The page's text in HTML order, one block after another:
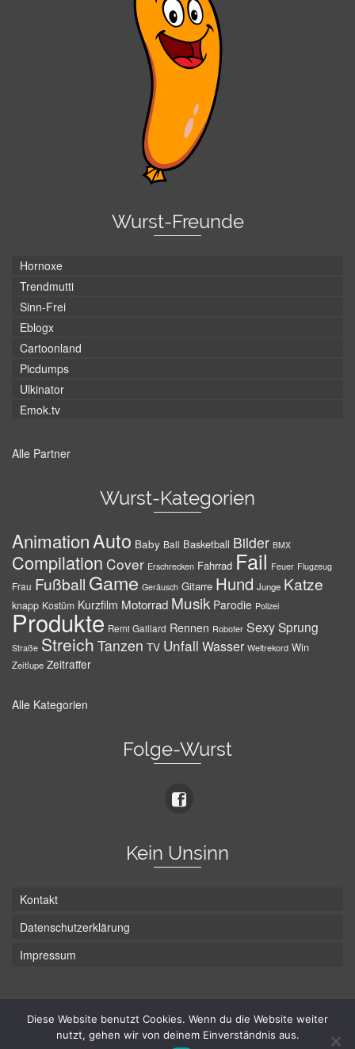
Wurst-Freunde
Hornoxe
Trendmutti
Sinn-Frei
Eblogx
Cartoonland
Picdumps
Ulkinator
Emok.tv
Alle Partner
Wurst-Kategorien
AnimationAuto Baby Ball Basketball Bilder BMX
Compilation Cover Erschrecken Fahrrad Fail Feuer Flugzeug
Frau Fußball Game Geräusch Gitarre Hund Junge Katze
knapp Kostüm Kurzfilm Motorrad Musik Parodie Polizei
Produkte Remi Gaillard Rennen Roboter SexySprung
Straße Streich Tanzen TV Unfall Wasser Weltrekord Win
Zeitlupe Zeitraffer
Alle Kategorien
Folge-Wurst
Kein Unsinn
Kontakt
Datenschutzerklärung
Impressum
© Hans-Wurst.net - Gute Laune seit 2005
Diese Website benutzt Cookies. Wenn du die Website weiter
nutzt, gehen wir von deinem Einverständnis aus.